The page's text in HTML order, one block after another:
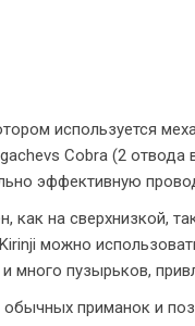
используется
Cobra (2
эффективную
как на сверхнизкой,
можно
много пузырьков,
приманок и